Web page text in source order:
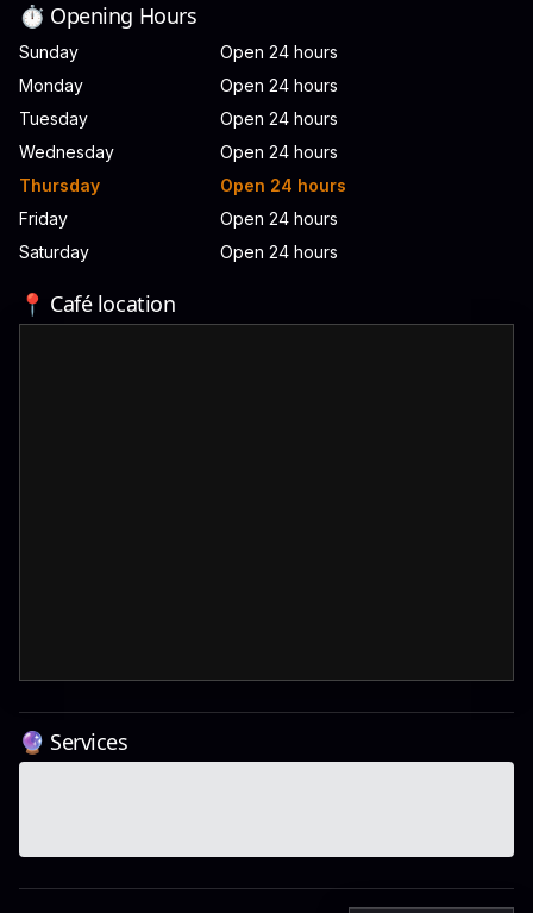
⏱️ Opening Hours
Sunday
Open 24 hours
Monday
Open 24 hours
Tuesday
Open 24 hours
Wednesday
Open 24 hours
Thursday
Open 24 hours
Friday
Open 24 hours
Saturday
Open 24 hours
📍 Café location
🔮 Services